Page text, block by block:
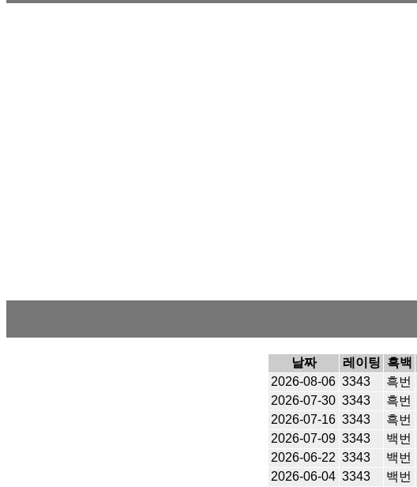
날짜 레이팅 흑백
2026-08-06 3343 흑번
2026-07-30 3343 흑번
2026-07-16 3343 흑번
2026-07-09 3343 백번
2026-06-22 3343 백번
2026-06-04 3343 백번